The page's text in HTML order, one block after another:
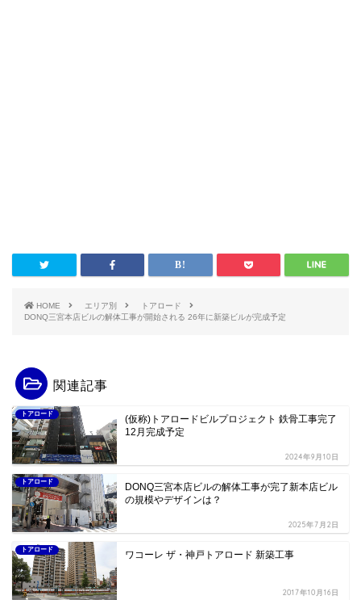
HOME エリア別
トアロード
DONQ三宮本店ビルの解体工事が開始される 26年に新築ビルが完成予定
関連記事
トアロード
(仮称)トアロードビルプロジェクト 鉄骨工事完了
12月完成予定
2024年9月10日
トアロード
DONQ三宮本店ビルの解体工事が完了新本店ビル
の規模やデザインは？
2025年7月2日
トアロード ワコーレ ザ・神戸トアロード 新築工事
2017年10月16日